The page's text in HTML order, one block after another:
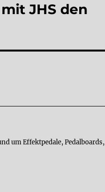
JHS den
um Effektpedale, Pedalboards,